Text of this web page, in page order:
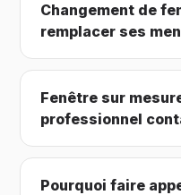
Changement de
remplacer ses
Fenêtre sur
professionnel
Pourquoi faire